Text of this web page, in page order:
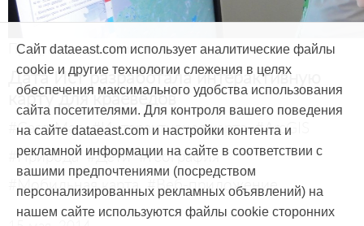
Продукты и услуги
Дата Ист разработала интерактивную
карту для краеведов
#CarryMap #Интерактивная карта #ArcGIS
#Природа #Дети #География
#Мобильная карта #Веб-приложение
Сайт dataeast.com использует аналитические файлы
cookie и другие технологии слежения в целях
обеспечения максимального удобства использования
сайта посетителями. Для контроля вашего поведения
на сайте dataeast.com и настройки контента и
рекламной информации на сайте в соответствии с
вашими предпочтениями (посредством
персонализированных рекламных объявлений) на
нашем сайте используются файлы cookie сторонних